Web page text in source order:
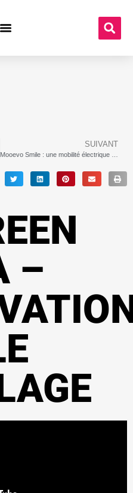
SUIVANT
–